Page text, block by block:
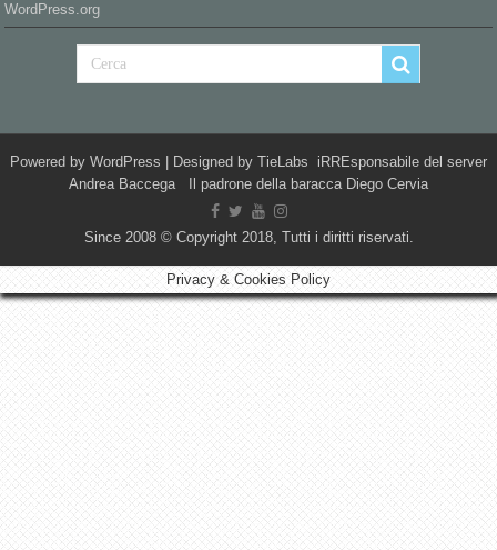
WordPress.org
Powered by WordPress | Designed by TieLabs iRREsponsabile del server
Andrea Baccega Il padrone della baracca Diego Cervia
Since 2008 © Copyright 2018, Tutti i diritti riservati.
Privacy & Cookies Policy